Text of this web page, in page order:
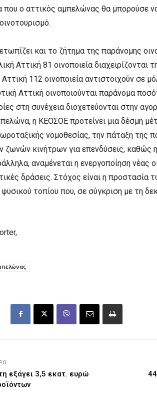
που ο αττικός αμπελώνας θα μπορούσε
και το ζήτημα της παράνομης
Αττική 81 οινοποιεία
112 οινοποιεία αντιστοιχούν σε
Αττική οινοποιούνται παράνομα
στη συνέχεια διοχετεύονται στην
η ΚΕΟΣΟΕ προτείνει μια δέσμη
νομοθεσίας, την πάταξη της
ζωνών κινήτρων για επενδύσεις, καθώς
αναμένεται η ενεργοποίηση νέας
δράσεις. Στόχος είναι η προστασία
τοπίου που, σε σύγκριση με τη
εξάγει 3,5 εκατ. ευρώ